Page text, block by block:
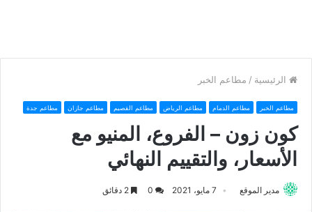
الرئيسية / مطاعم الخبر
مطاعم الخبر مطاعم الدمام مطاعم الرياض مطاعم القصيم مطاعم جازان مطاعم جدة
كون زون – الفروع، المنيو مع
الأسعار، والتقييم النهائي
مدير الموقع 7 مايو، 2021